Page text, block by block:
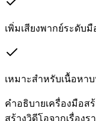
เพิ่มเสียงพากย์ระดับ
เหมาะสำหรับเนื้อหาบ
คำอธิบายเครื่องมือส
สร้างวิดีโอจากเรื่องร